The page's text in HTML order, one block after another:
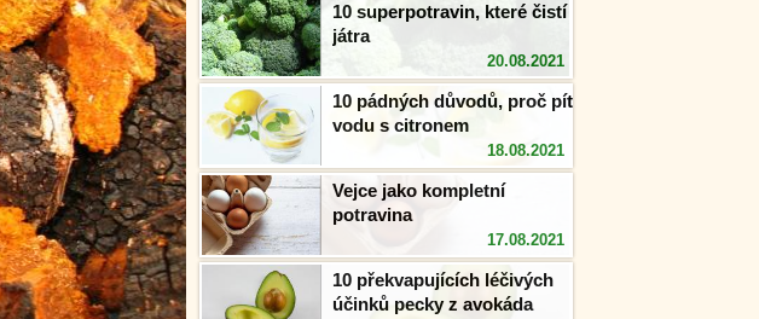
10 superpotravin, které čistí
játra
20.08.2021
10 pádných důvodů, proč pít
vodu s citronem
18.08.2021
Vejce jako kompletní
potravina
17.08.2021
10 překvapujících léčivých
účinků pecky z avokáda